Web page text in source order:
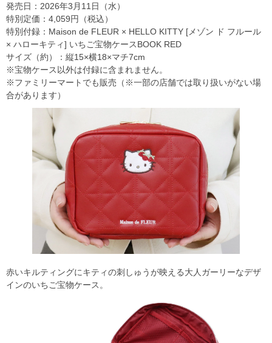
発売日：2026年3月11日（水）
特別定価：4,059円（税込）
特別付録：Maison de FLEUR × HELLO KITTY [メゾン ド フルール
× ハローキティ] いちご宝物ケースBOOK RED
サイズ（約）：縦15×横18×マチ7cm
※宝物ケース以外は付録に含まれません。
※ファミリーマートでも販売（※一部の店舗では取り扱いがない場
合があります）
赤いキルティングにキティの刺しゅうが映える大人ガーリーなデザ
インのいちご宝物ケース。